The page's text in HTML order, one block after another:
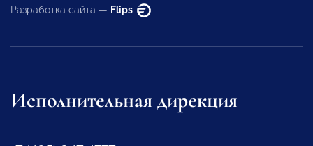
Разработка сайта — Flips
Исполнительная дирекция